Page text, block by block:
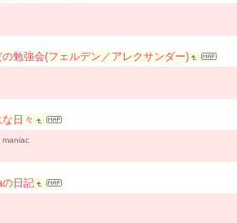
勉強会(フェルデン／アレクサンダー)
日々
の日記